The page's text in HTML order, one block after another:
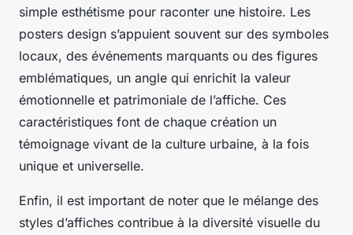
simple esthétisme pour raconter une histoire. Les
posters design s’appuient souvent sur des symboles
locaux, des événements marquants ou des figures
emblématiques, un angle qui enrichit la valeur
émotionnelle et patrimoniale de l’affiche. Ces
caractéristiques font de chaque création un
témoignage vivant de la culture urbaine, à la fois
unique et universelle.
Enfin, il est important de noter que le mélange des
styles d’affiches contribue à la diversité visuelle du